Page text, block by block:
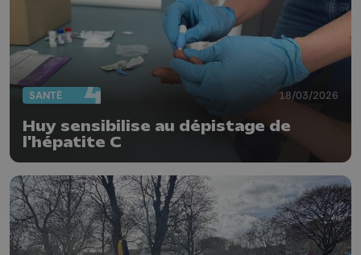
SANTÉ 18/03/2026
Huy sensibilise au dépistage de
l'hépatite C